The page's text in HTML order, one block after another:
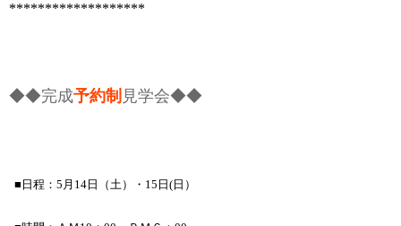
*******************
◆◆完成予約制 見学会◆◆
■日程：5月14日（土）・15日(日）